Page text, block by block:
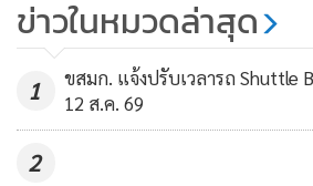
ของการค้ารวมทั้งหมดของไทย และไทย
ชิกอาร์เซ็ป มูลค่ากว่า 1.4 แสนล้านเหรีย
ของการส่งออกของไทยไปโลก
3,349
‘ต้มยำกุ้ง’ ห
การเมืองนอก
ข่าวในหมวดล่าสุด
1
ขสมก. แจ้งปรับเวลารถ Shuttle
12 ส.ค. 69
2